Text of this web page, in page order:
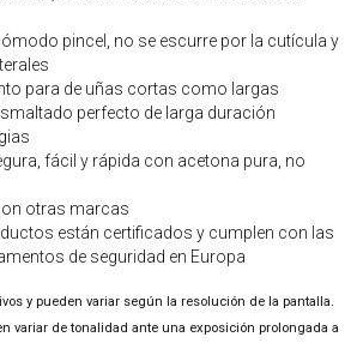
pincel, no se escurre por la cutícula y
para de uñas cortas como largas
perfecto de larga duración
fácil y rápida con acetona pura, no
otras marcas
están certificados y cumplen con las
de seguridad en Europa
y pueden variar según la resolución de la pantalla.
variar de tonalidad ante una exposición prolongada a